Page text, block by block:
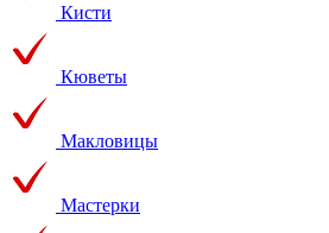
Кисти
Кюветы
Макловицы
Мастерки